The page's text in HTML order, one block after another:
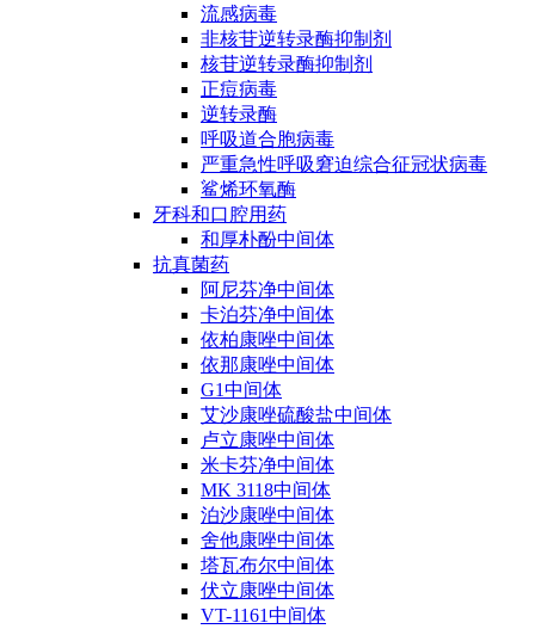
流感病毒
非核苷逆转录酶抑制剂
核苷逆转录酶抑制剂
正痘病毒
逆转录酶
呼吸道合胞病毒
严重急性呼吸窘迫综合征冠状病毒
鲨烯环氧酶
牙科和口腔用药
和厚朴酚中间体
抗真菌药
阿尼芬净中间体
卡泊芬净中间体
依柏康唑中间体
依那康唑中间体
G1中间体
艾沙康唑硫酸盐中间体
卢立康唑中间体
米卡芬净中间体
MK 3118中间体
泊沙康唑中间体
舍他康唑中间体
塔瓦布尔中间体
伏立康唑中间体
VT-1161中间体